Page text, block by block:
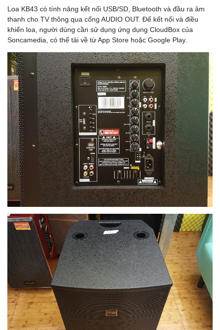
Loa KB43 có tính năng kết nối USB/SD, Bluetooth và đầu ra âm
thanh cho TV thông qua cổng AUDIO OUT. Để kết nối và điều
khiển loa, người dùng cần sử dụng ứng dụng CloudBox của
Soncamedia, có thể tải về từ App Store hoặc Google Play.